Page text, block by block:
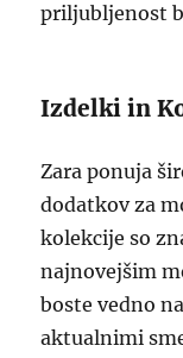
priljubljenost
Izdelki in
Zara ponuja
dodatkov za
kolekcije so
najnovejšim
boste vedno
aktualnimi